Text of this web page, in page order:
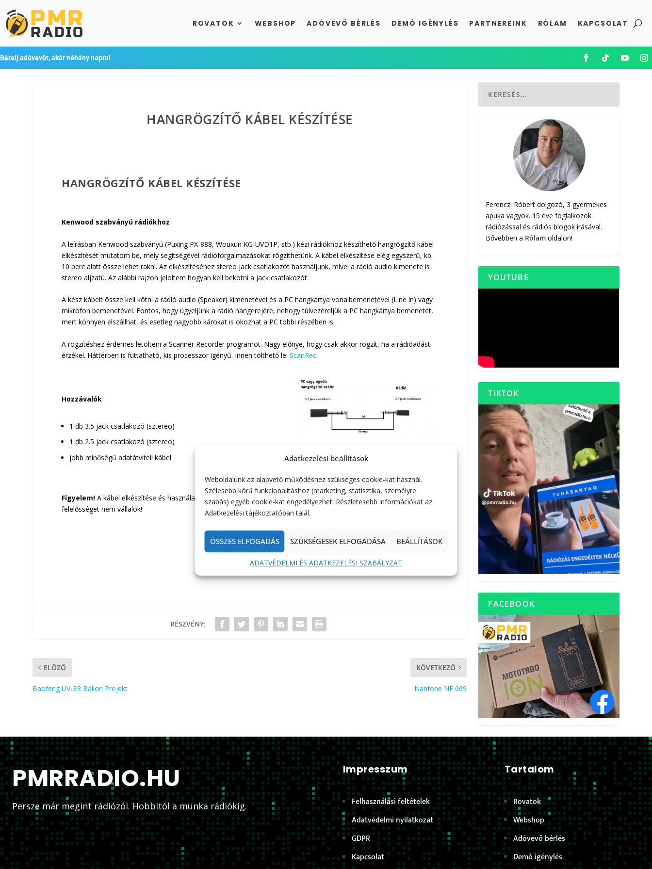
Adatkezelési beállítások
Weboldalunk az alapvető működéshez szükséges cookie-kat használ.
Szélesebb körű funkcionalitáshoz (marketing, statisztika, személyre
szabás) egyéb cookie-kat engedélyezhet. Részletesebb információkat az
Adatkezelési tájékoztatóban talál.
ÖSSZES ELFOGADÁS SZÜKSÉGESEK ELFOGADÁSA BEÁLLÍTÁSOK
ADATVÉDELMI ÉS ADATKEZELÉSI SZABÁLYZAT
ROVATOK WEBSHOP ADÓVEVŐ BÉRLÉS DEMÓ IGÉNYLÉS PARTNEREINK RÓLAM KAPCSOLAT
Bérelj adóvevőt, akár néhány napra!
HANGRÖGZÍTŐ KÁBEL KÉSZÍTÉSE
HANGRÖGZÍTŐ KÁBEL KÉSZÍTÉSE
Kenwood szabványú rádiókhoz
A leírásban Kenwood szabványú (Puxing PX-888, Wouxun KG-UVD1P, stb.) kézi rádiókhoz készíthető hangrögzítő kábel
elkészítését mutatom be, mely segítségével rádióforgalmazásokat rögzíthetünk. A kábel elkészítése elég egyszerű, kb.
10 perc alatt össze lehet rakni. Az elkészítéséhez stereo jack csatlakozót használjunk, mivel a rádió audio kimenete is
stereo aljzatú. Az alábbi rajzon jelöltem hogyan kell bekötni a jack csatlakozót.
A kész kábelt össze kell kötni a rádió audio (Speaker) kimenetével és a PC hangkártya vonalbemenetével (Line in) vagy
mikrofon bemenetével. Fontos, hogy ügyeljünk a rádió hangerejére, nehogy túlvezéreljük a PC hangkártya bemenetét,
mert könnyen elszállhat, és esetleg nagyobb károkat is okozhat a PC többi részében is.
A rögzítéshez érdemes letölteni a Scanner Recorder programot. Nagy előnye, hogy csak akkor rögzít, ha a rádióadást
érzékel. Háttérben is futtatható, kis processzor igényű. Innen tölthető le:ScanRec.
Hozzávalók
1 db 3.5 jack csatlakozó (sztereo)
1 db 2.5 jack csatlakozó (sztereo)
jobb minőségű adatátviteli kábel
Figyelem! A kábel elkészítése és használata csak saját felelősségre, mivel az esetleges hibákért és károkért
felelősséget nem vállalok!
RÉSZVÉNY:
ELŐZŐ
Baofeng UV-3R Ballon Projekt
KÖVETKEZŐ
Nanfone NF 669
Ferenczi Róbert dolgozó, 3 gyermekes
apuka vagyok. 15 éve foglalkozok
rádiózással és rádiós blogok írásával.
Bővebben a Rólam oldalon!
YOUTUBE
TIKTOK
FACEBOOK
PMRRADIO.HU
Persze már megint rádiózól. Hobbitól a munka rádiókig.
Impresszum
Felhasználási feltételek
Adatvédelmi nyilatkozat
GDPR
Kapcsolat
Tartalom
Rovatok
Webshop
Adóvevő bérlés
Demó igénylés